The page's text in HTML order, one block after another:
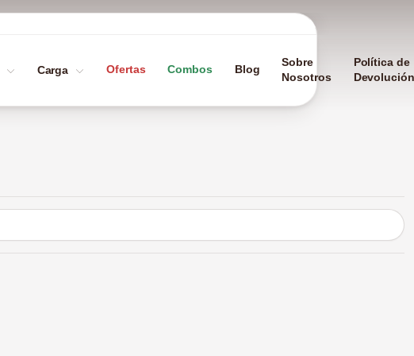
Carga Ofertas Combos Blog
Sobre
Nosotros
Política de
Devolución